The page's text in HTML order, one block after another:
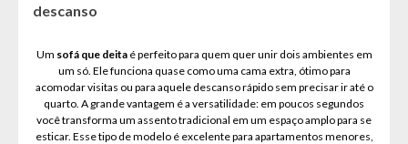
descanso
Um sofá que deitaé perfeito para quem quer unir dois ambientes em
um só. Ele funciona quase como uma cama extra, ótimo para
acomodar visitas ou para aquele descanso rápido sem precisar ir até o
quarto. A grande vantagem é a versatilidade: em poucos segundos
você transforma um assento tradicional em um espaço amplo para se
esticar. Esse tipo de modelo é excelente para apartamentos menores,